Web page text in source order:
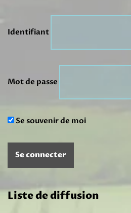
Identifiant
Mot de passe
Se souvenir de moi
Liste de diffusion